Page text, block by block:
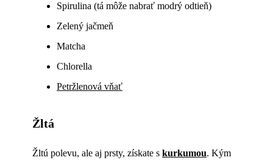
Spirulina (tá môže nabrať modrý odtieň)
Zelený jačmeň
Matcha
Chlorella
Petržlenová vňať
Žltá
Žltú polevu, ale aj prsty, získate s kurkumou. Kým